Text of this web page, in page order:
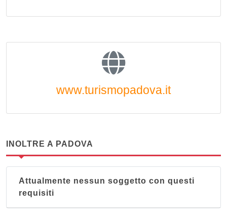
www.turismopadova.it
INOLTRE A PADOVA
Attualmente nessun soggetto con questi
requisiti